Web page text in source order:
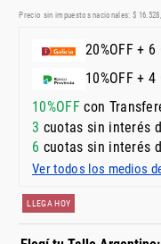
Precio sin impuestos nacionales: $ 16 528
20%OFF +
10%OFF +
10%OFFcon
3 cuotas sin interés
6 cuotas sin interés
Ver todos los medios
LLEGA HOY